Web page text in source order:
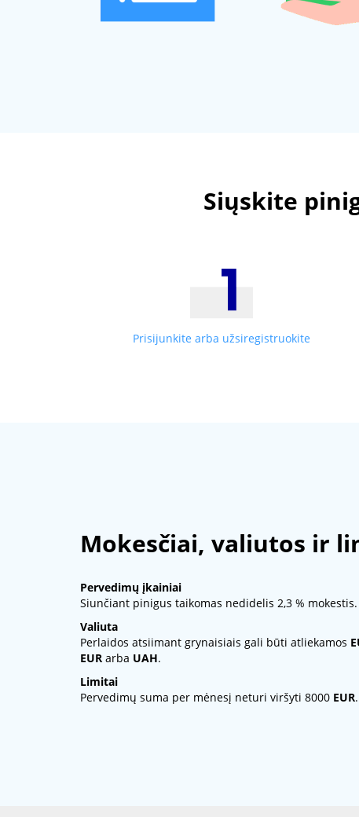
Siųskite
Prisijunkite arba užsiregistruokite
Mokesčiai, valiutos ir
Pervedimų įkainiai
Siunčiant pinigus taikomas nedidelis 2,3 %
Valiuta
Perlaidos atsiimant grynaisiais gali būti atliekamos
EUR arba UAH.
Limitai
Pervedimų suma per mėnesį neturi viršyti 8000 EUR.